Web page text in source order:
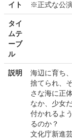
イト
※正式な公
タイ
ムテ
ーブ
ル
説明
海辺に育ち
捨てられ、
さな海に正
なか、少女
付かれるよ
るのか？
文化庁新進